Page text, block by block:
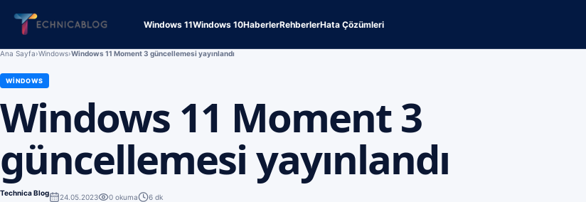
Windows 11Windows 10HaberlerRehberlerHata Çözümleri
Ana Sayfa›Windows›Windows 11 Moment 3 güncellemesi yayınlandı
WINDOWS
Windows 11 Moment 3
güncellemesi yayınlandı
Technica Blog 24.05.2023 0 okuma 6 dk